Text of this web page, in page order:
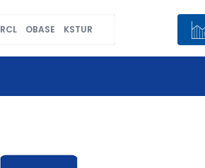
OBASE KSTUR